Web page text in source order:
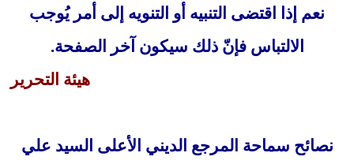
نعم إذا اقتضى التنبيه أو التنويه إلى أمر يُوجب
الالتباس فإنّ ذلك سيكون آخر الصفحة.
هيئة التحرير
نصائح سماحة المرجع الديني الأعلى السيد علي